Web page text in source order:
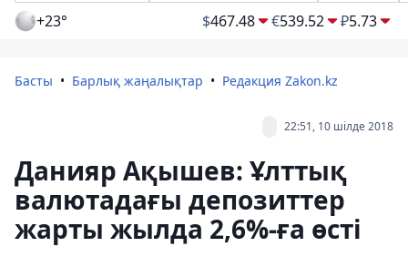
+23° $467.48 €539.52 ₽5.73
Басты Барлық жаңалықтар Редакция Zakon.kz
22:51, 10 шілде 2018
Данияр Ақышев: Ұлттық
валютадағы депозиттер
жарты жылда 2,6%-ға өсті